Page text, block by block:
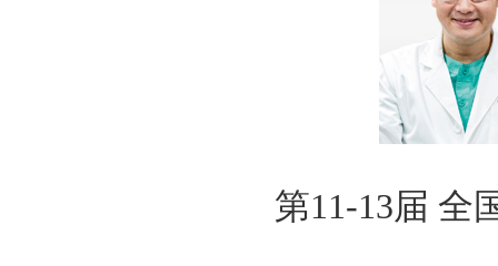
第11-13届 全